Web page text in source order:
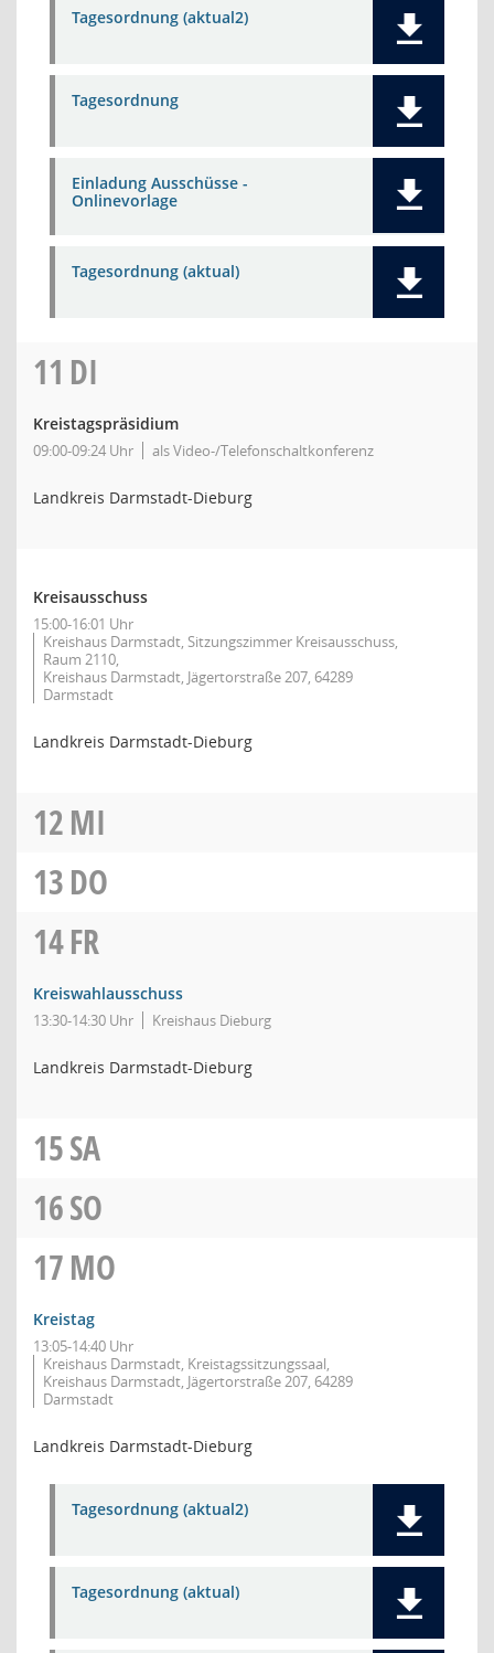
Tagesordnung (aktual2)
Tagesordnung
Einladung Ausschüsse -
Onlinevorlage
Tagesordnung (aktual)
11 DI
Kreistagspräsidium
09:00-09:24 Uhr als Video-/Telefonschaltkonferenz
Landkreis Darmstadt-Dieburg
Kreisausschuss
15:00-16:01 Uhr
Kreishaus Darmstadt, Sitzungszimmer Kreisausschuss,
Raum 2110,
Kreishaus Darmstadt, Jägertorstraße 207, 64289
Darmstadt
Landkreis Darmstadt-Dieburg
12MI
13DO
14FR
Kreiswahlausschuss
13:30-14:30 Uhr Kreishaus Dieburg
Landkreis Darmstadt-Dieburg
15SA
16SO
17MO
Kreistag
13:05-14:40 Uhr
Kreishaus Darmstadt, Kreistagssitzungssaal,
Kreishaus Darmstadt, Jägertorstraße 207, 64289
Darmstadt
Landkreis Darmstadt-Dieburg
Tagesordnung (aktual2)
Tagesordnung (aktual)